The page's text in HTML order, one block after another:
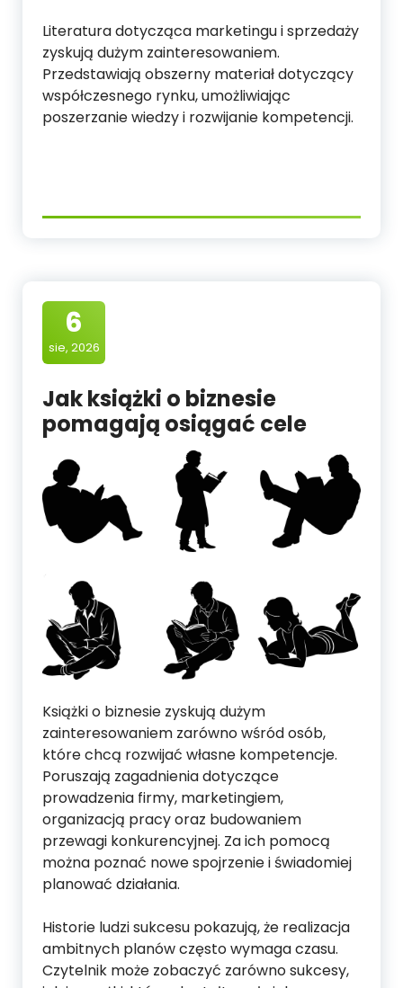
Literatura dotycząca marketingu i sprzedaży
zyskują dużym zainteresowaniem.
Przedstawiają obszerny materiał dotyczący
współczesnego rynku, umożliwiając
poszerzanie wiedzy i rozwijanie kompetencji.
6
sie, 2026
Jak książki o biznesie
pomagają osiągać cele
Książki o biznesie zyskują dużym
zainteresowaniem zarówno wśród osób,
które chcą rozwijać własne kompetencje.
Poruszają zagadnienia dotyczące
prowadzenia firmy, marketingiem,
organizacją pracy oraz budowaniem
przewagi konkurencyjnej. Za ich pomocą
można poznać nowe spojrzenie i świadomiej
planować działania.
Historie ludzi sukcesu pokazują, że realizacja
ambitnych planów często wymaga czasu.
Czytelnik może zobaczyć zarówno sukcesy,